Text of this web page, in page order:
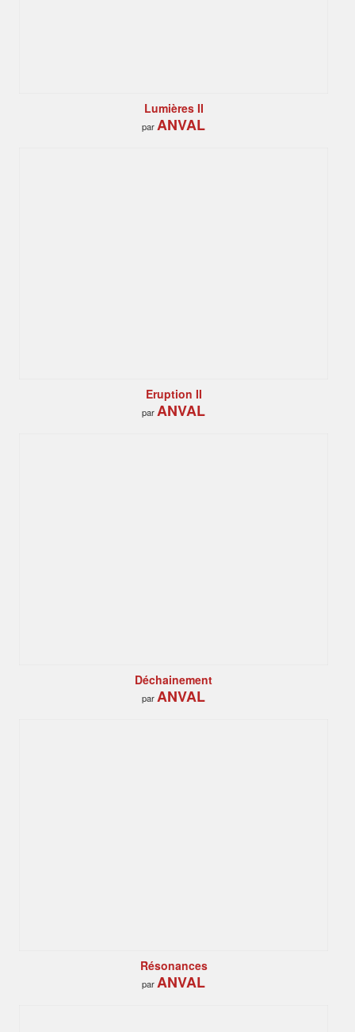
Lumières II
parANVAL
Eruption II
parANVAL
Déchainement
parANVAL
Résonances
parANVAL